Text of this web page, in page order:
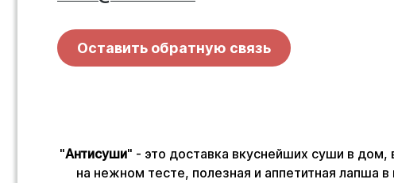
Оставить обратную связь
"Антисуши" - это доставка вкуснейших суши в дом,
на нежном тесте, полезная и аппетитная лапша